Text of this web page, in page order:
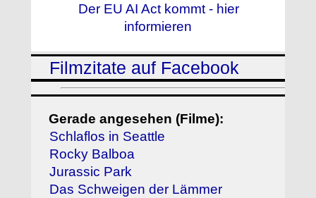
Der EU AI Act kommt - hier
informieren
Filmzitate auf Facebook
Gerade angesehen (Filme):
Schlaflos in Seattle
Rocky Balboa
Jurassic Park
Das Schweigen der Lämmer